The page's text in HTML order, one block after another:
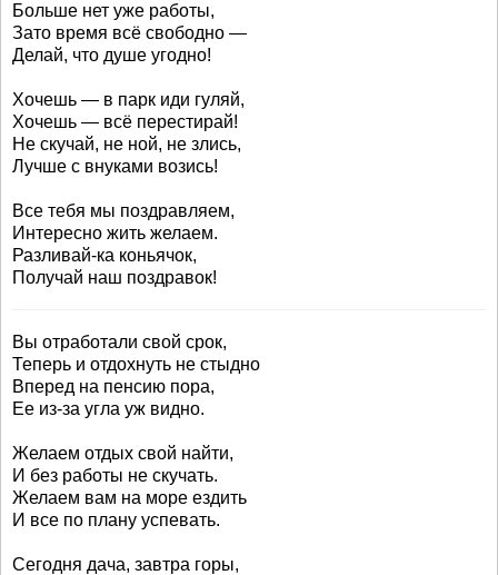
Больше нет уже работы,
Зато время всё свободно —
Делай, что душе угодно!
Хочешь — в парк иди гуляй,
Хочешь — всё перестирай!
Не скучай, не ной, не злись,
Лучше с внуками возись!
Все тебя мы поздравляем,
Интересно жить желаем.
Разливай-ка коньячок,
Получай наш поздравок!
Вы отработали свой срок,
Теперь и отдохнуть не стыдно
Вперед на пенсию пора,
Ее из-за угла уж видно.
Желаем отдых свой найти,
И без работы не скучать.
Желаем вам на море ездить
И все по плану успевать.
Сегодня дача, завтра горы,